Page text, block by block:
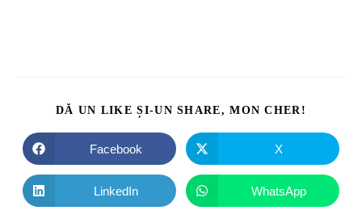
DĂ UN LIKE ȘI-UN SHARE, MON CHER!
Facebook X
LinkedIn WhatsApp